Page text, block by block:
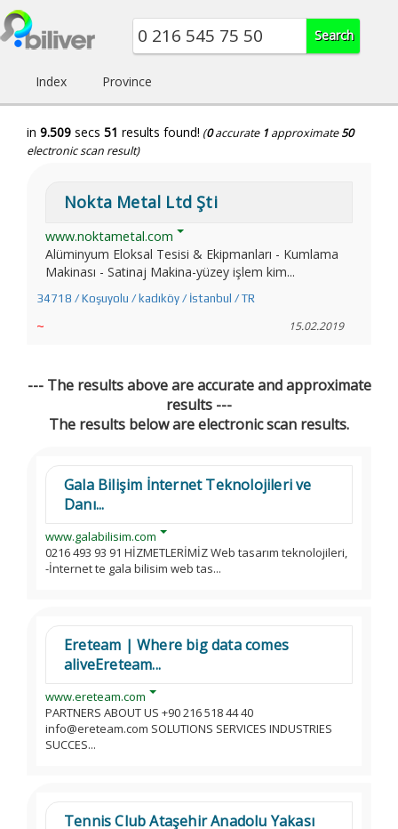
Index Province
in 9.509 secs 51 results found! (0accurate 1 approximate50
electronic scan result)
Nokta Metal Ltd Şti
www.noktametal.com
Alüminyum Eloksal Tesisi & Ekipmanları - Kumlama
Makinası - Satinaj Makina-yüzey işlem kim...
34718 / Koşuyolu / kadıköy / İstanbul / TR
~ 15.02.2019
--- The results above are accurate and approximate
results ---
The results below are electronic scan results.
Gala Bilişim İnternet Teknolojileri ve
Danı...
www.galabilisim.com
0216 493 93 91 HİZMETLERİMİZ Web tasarım teknolojileri,
-İnternet te gala bilisim web tas...
Ereteam | Where big data comes
aliveEreteam...
www.ereteam.com
PARTNERS ABOUT US +90 216 518 44 40
info@ereteam.com SOLUTIONS SERVICES INDUSTRIES
SUCCES...
Tennis Club Ataşehir Anadolu Yakası